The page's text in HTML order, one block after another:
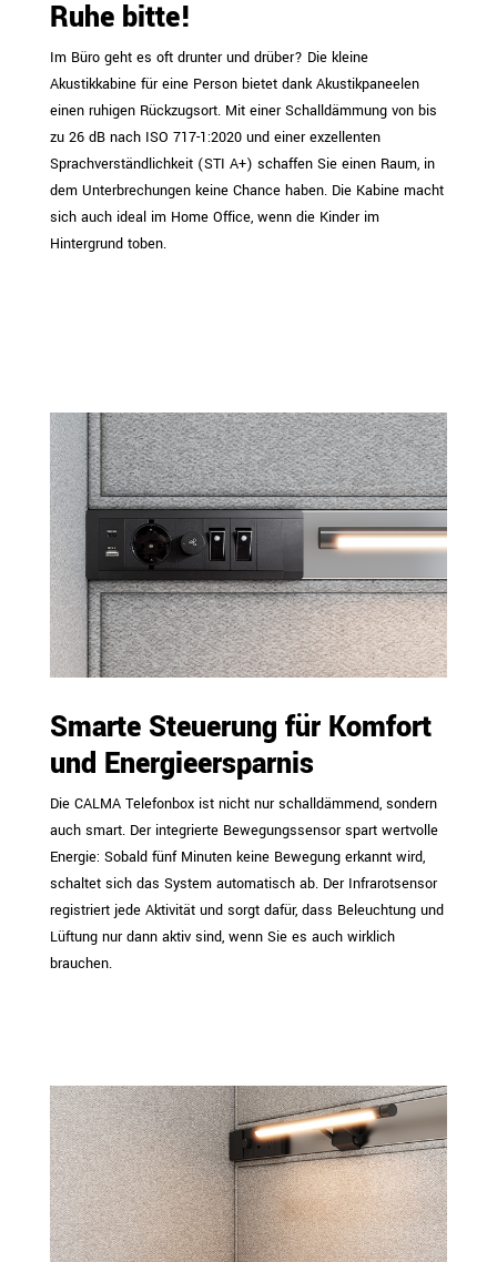
Ruhe bitte!
Im Büro geht es oft drunter und drüber? Die kleine
Akustikkabine für eine Person bietet dank Akustikpaneelen
einen ruhigen Rückzugsort. Mit einer Schalldämmung von bis
zu 26 dB nach ISO 717-1:2020 und einer exzellenten
Sprachverständlichkeit (STI A+) schaffen Sie einen Raum, in
dem Unterbrechungen keine Chance haben. Die Kabine macht
sich auch ideal im Home Office, wenn die Kinder im
Hintergrund toben.
Smarte Steuerung für Komfort
und Energieersparnis
Die CALMA Telefonbox ist nicht nur schalldämmend, sondern
auch smart. Der integrierte Bewegungssensor spart wertvolle
Energie: Sobald fünf Minuten keine Bewegung erkannt wird,
schaltet sich das System automatisch ab. Der Infrarotsensor
registriert jede Aktivität und sorgt dafür, dass Beleuchtung und
Lüftung nur dann aktiv sind, wenn Sie es auch wirklich
brauchen.